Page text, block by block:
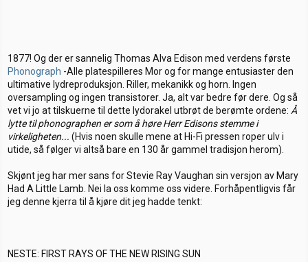
1877! Og der er sannelig Thomas Alva Edison med verdens første
Phonograph -Alle platespilleres Mor og for mange entusiaster den
ultimative lydreproduksjon. Riller, mekanikk og horn. Ingen
oversampling og ingen transistorer. Ja, alt var bedre før dere. Og så
vet vi jo at tilskuerne til dette lydorakel utbrøt de berømte ordene: Å
lytte til phonographen er som å høre Herr Edisons stemme i
virkeligheten... (Hvis noen skulle mene at Hi-Fi pressen roper ulv i
utide, så følger vi altså bare en 130 år gammel tradisjon herom).
Skjønt jeg har mer sans for Stevie Ray Vaughan sin versjon av Mary
Had A Little Lamb. Nei la oss komme oss videre. Forhåpentligvis får
jeg denne kjerra til å kjøre dit jeg hadde tenkt:
NESTE: FIRST RAYS OF THE NEW RISING SUN